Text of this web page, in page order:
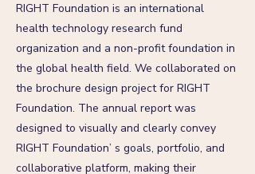
RIGHT Foundation is an international
health technology research fund
organization and a non-profit foundation in
the global health field. We collaborated on
the brochure design project for RIGHT
Foundation. The annual report was
designed to visually and clearly convey
RIGHT Foundation’ s goals, portfolio, and
collaborative platform, making their